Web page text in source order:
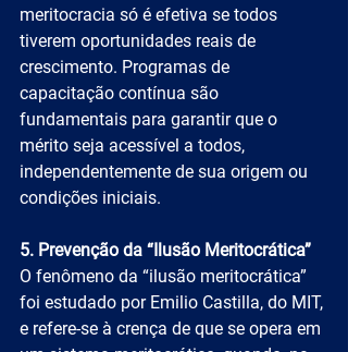
meritocracia só é efetiva se todos
tiverem oportunidades reais de
crescimento. Programas de
capacitação contínua são
fundamentais para garantir que o
mérito seja acessível a todos,
independentemente de sua origem ou
condições iniciais.
5. Prevenção da “Ilusão Meritocrática”
O fenômeno da “ilusão meritocrática”
foi estudado por Emilio Castilla, do MIT,
e refere-se à crença de que se opera em